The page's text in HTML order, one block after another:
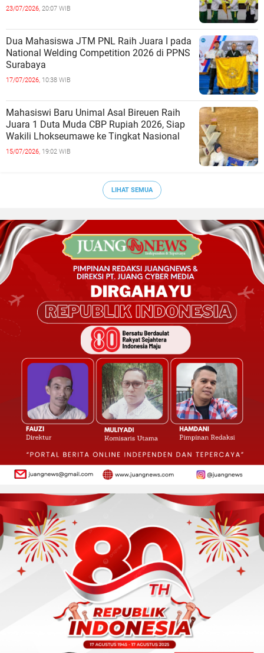
23/07/2026, 20:07 WIB
Dua Mahasiswa JTM PNL Raih Juara I pada
National Welding Competition 2026 di PPNS
Surabaya
17/07/2026, 10:38 WIB
Mahasiswi Baru Unimal Asal Bireuen Raih
Juara 1 Duta Muda CBP Rupiah 2026, Siap
Wakili Lhokseumawe ke Tingkat Nasional
15/07/2026, 19:02 WIB
LIHAT SEMUA